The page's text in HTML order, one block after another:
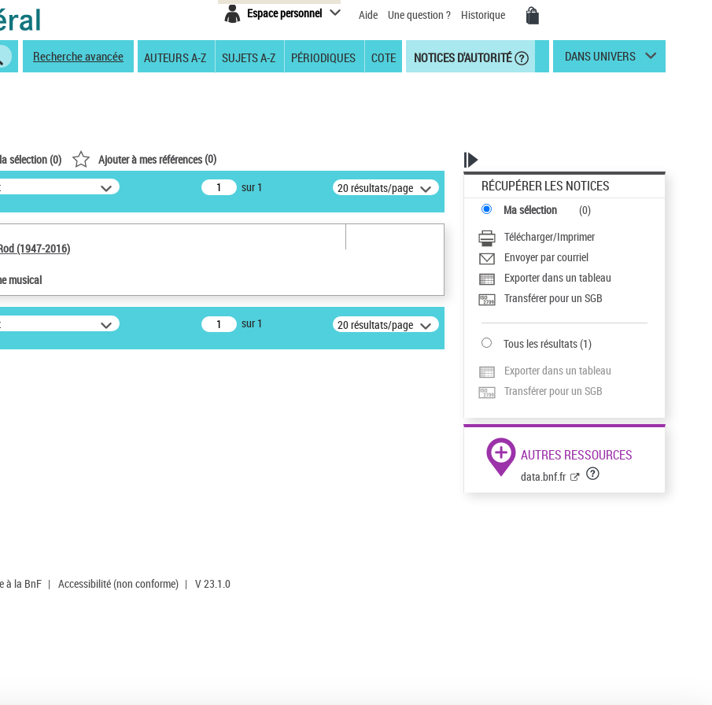
Espace personnel Aide Une question ? Historique
Recherche avancée AUTEURS A-Z SUJETS A-Z PÉRIODIQUES COTE NOTICES D'AUTORITÉ DANS UNIVERS
sélection (0) Ajouter à mes références(0)
sur 1 20 résultats/page
(1947-2016)
musical
sur 1 20 résultats/page
RÉCUPÉRER LES NOTICES
Ma sélection (0)
Télécharger/Imprimer
Envoyer par courriel
Exporter dans un tableau
Transférer pour un SGB
Tous les résultats(1)
Exporter dans un tableau
Transférer pour un SGB
AUTRES RESSOURCES
data.bnf.fr
à la BnF | Accessibilité (non conforme) | V 23.1.0